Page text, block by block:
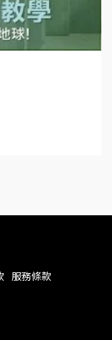
服務條款